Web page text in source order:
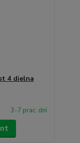
4 dielna
3-7 prac. dní